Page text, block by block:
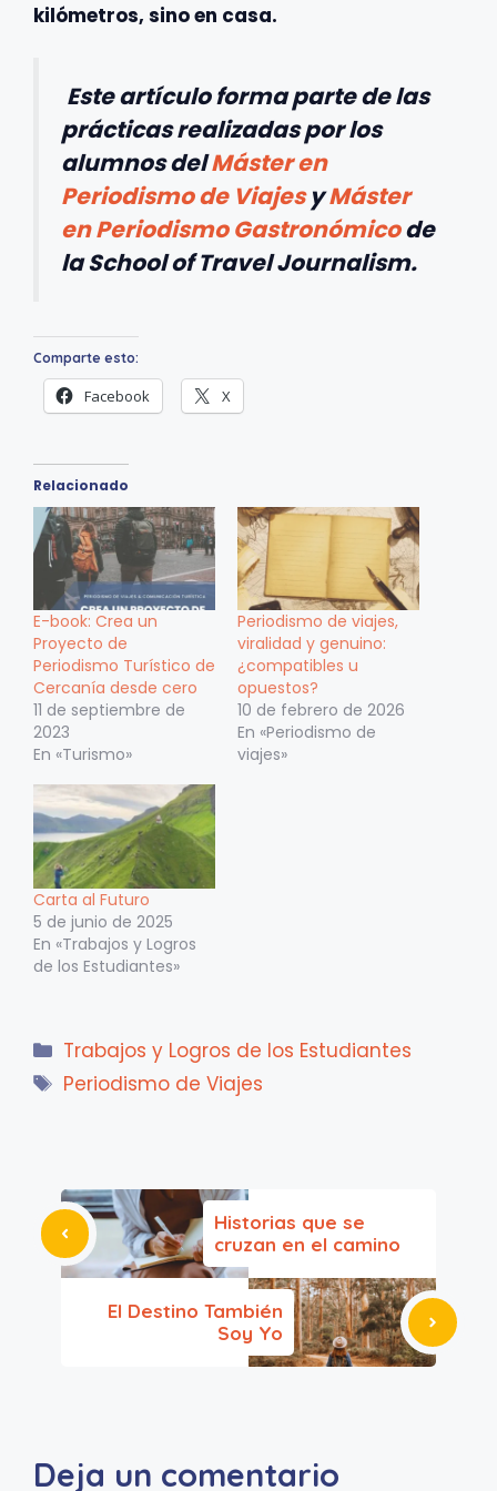
kilómetros, sino en casa.
Este artículo forma parte de las
prácticas realizadas por los
alumnos delMáster en
Periodismo de ViajesyMáster
en Periodismo Gastronómicode
la School of Travel Journalism.
Comparte esto:
Facebook X
Relacionado
E-book: Crea un
Proyecto de
Periodismo Turístico de
Cercanía desde cero
11 de septiembre de
2023
En «Turismo»
Periodismo de viajes,
viralidad y genuino:
¿compatibles u
opuestos?
10 de febrero de 2026
En «Periodismo de
viajes»
Carta al Futuro
5 de junio de 2025
En «Trabajos y Logros
de los Estudiantes»
Categorías
Trabajos y Logros de los Estudiantes
Etiquetas
Periodismo de Viajes
Historias que se
cruzan en el camino
El Destino También
Soy Yo
Deja un comentario